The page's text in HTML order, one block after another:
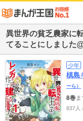
異世界の貧乏農家に
てることにしました
少年
槙島
ーら）
8巻
837人